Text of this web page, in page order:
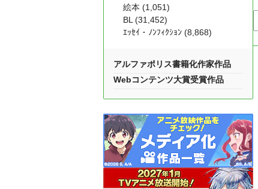
絵本 (1,051)
BL (31,452)
ｴｯｾｲ・ﾉﾝﾌｨｸｼｮﾝ (8,868)
アルファポリス書籍化作家作品
Webコンテンツ大賞受賞作品